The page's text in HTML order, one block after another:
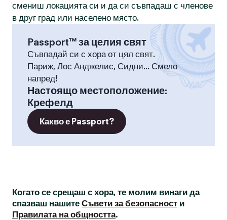
смениш локацията си и да си съвпадаш с членове
в друг град или населено място.
Passport™ за целия свят
Съвпадай си с хора от цял свят.
Париж, Лос Анджелис, Сидни... Смело
напред!
Настоящо местоположение:
Крефелд
Какво е Passport?
Когато се срещаш с хора, те молим винаги да
спазваш нашите Съвети за безопасност и
Правилата на общността.